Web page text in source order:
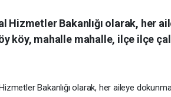
Hizmetler Bakanlığı olarak, her
köy, mahalle mahalle, ilçe ilçe
Bakanlığı olarak, her aileye